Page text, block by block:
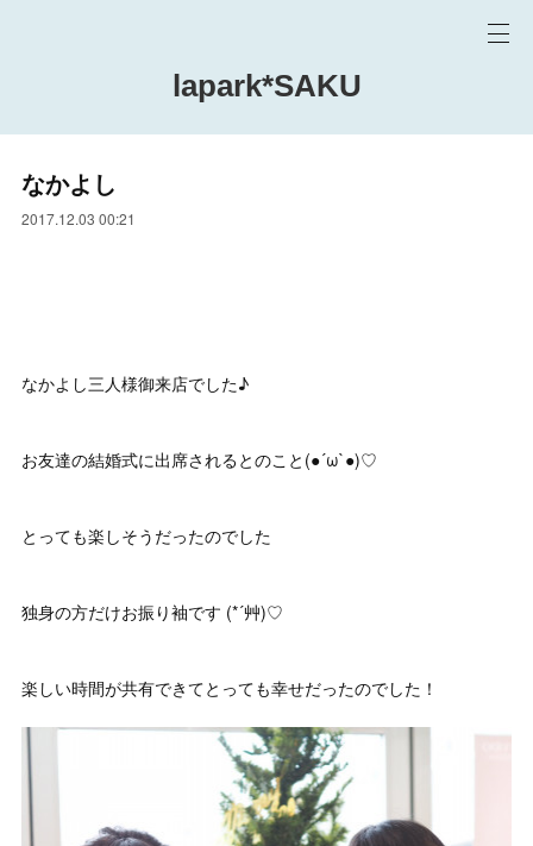
lapark*SAKU
なかよし
2017.12.03 00:21
なかよし三人様御来店でした♪
お友達の結婚式に出席されるとのこと(●´ω`●)♡
とっても楽しそうだったのでした
独身の方だけお振り袖です (*´艸)♡
楽しい時間が共有できてとっても幸せだったのでした！